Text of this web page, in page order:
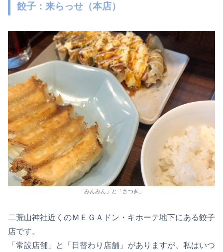
餃子：来らっせ（本店）
「みんみん」と「さつき」
二荒山神社近くのＭＥＧＡドン・キホーテ地下にある餃子
店です。
「常設店舗」と「日替わり店舗」がありますが、私はいつ